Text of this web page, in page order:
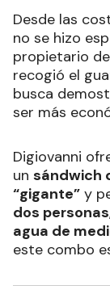
Desde las
no se hizo
propietario
recogió el
busca
ser más
Digiovanni
un sándwich
“gigante” y
dos personas
agua de
este combo